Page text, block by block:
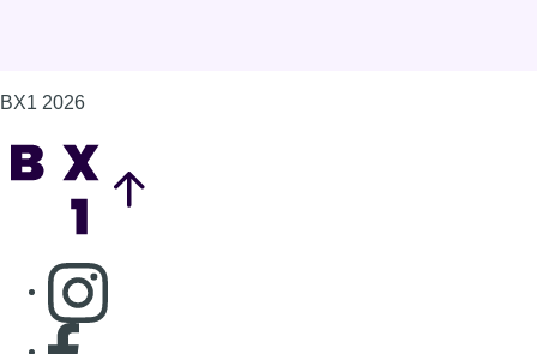
BX1 2026
Consulter page Instagram
Consulter page Facebook